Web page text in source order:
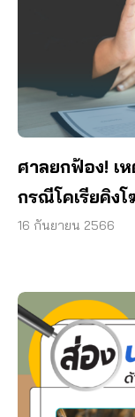
ศาลยกฟ้อง! เ
กรณีโคเรียคิง
16 กันยายน 2566